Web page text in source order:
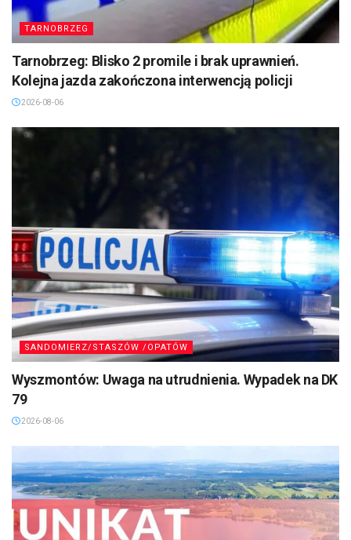
TARNOBRZEG
Tarnobrzeg: Blisko 2 promile i brak uprawnień.
Kolejna jazda zakończona interwencją policji
2026-08-06
SANDOMIERZ/STASZÓW /OPATÓW
Wyszmontów: Uwaga na utrudnienia. Wypadek na DK
79
2026-08-06